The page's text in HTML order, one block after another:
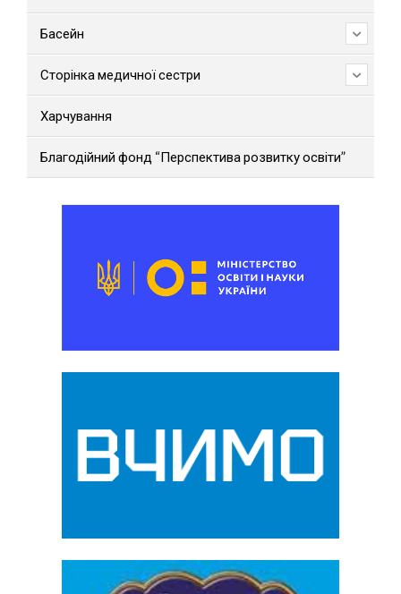
Басейн
Сторінка медичної сестри
Харчування
Благодійний фонд “Перспектива розвитку освіти”